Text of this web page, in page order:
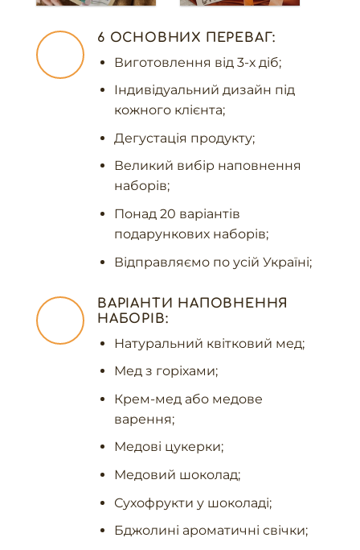
6 ОСНОВНИХ ПЕРЕВАГ:
Виготовлення від 3-х діб;
Індивідуальний дизайн під
кожного клієнта;
Дегустація продукту;
Великий вибір наповнення
наборів;
Понад 20 варіантів
подарункових наборів;
Відправляємо по усій Україні;
ВАРІАНТИ НАПОВНЕННЯ
НАБОРІВ:
Натуральний квітковий мед;
Мед з горіхами;
Крем-мед або медове
варення;
Медові цукерки;
Медовий шоколад;
Сухофрукти у шоколаді;
Бджолині ароматичні свічки;